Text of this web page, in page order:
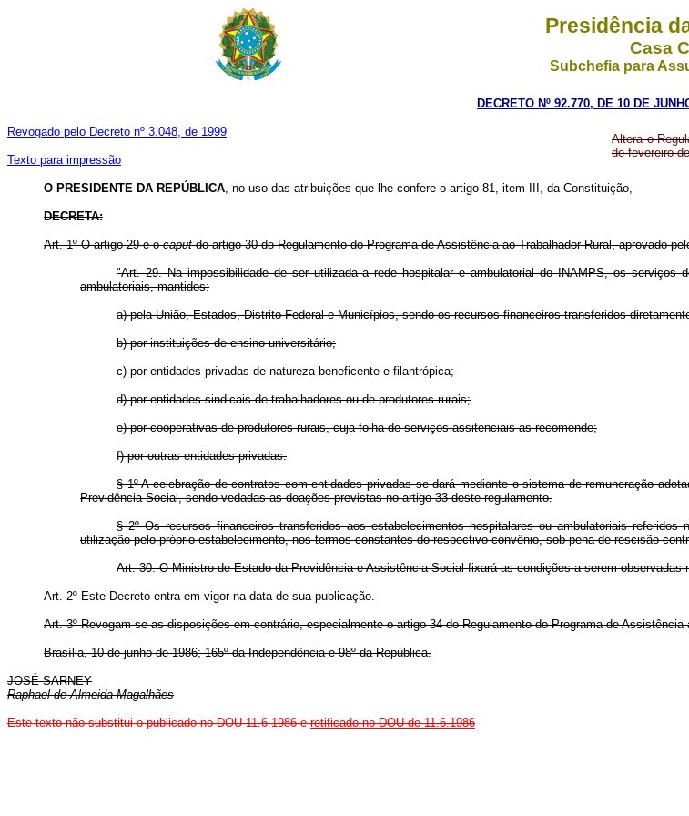
Presidência
Casa
Subchefia para
DECRETO Nº 92.770, DE 10 DE
Revogado pelo Decreto nº 3.048, de 1999
Texto para impressão
Altera o
de fevereiro
O PRESIDENTE DA REPÚBLICA, no uso das atribuições que lhe confere o artigo 81, item III, da Constituição,
DECRETA:
Art. 1º O artigo 29 e ocaputdo artigo 30 do Regulamento do Programa de Assistência ao Trabalhador Rural, aprovado
"Art. 29. Na impossibilidade de ser utilizada a rede hospitalar e ambulatorial do INAMPS, os serviços
ambulatoriais, mantidos:
a) pela União, Estados, Distrito Federal e Municípios, sendo os recursos financeiros transferidos
b) por instituições de ensino universitário;
c) por entidades privadas de natureza beneficente e filantrópica;
d) por entidades sindicais de trabalhadores ou de produtores rurais;
e) por cooperativas de produtores rurais, cuja folha de serviços assitenciais as recomende;
f) por outras entidades privadas.
§ 1º A celebração de contratos com entidades privadas se dará mediante o sistema de remuneração
Previdência Social, sendo vedadas as doações previstas no artigo 33 deste regulamento.
§ 2º Os recursos financeiros transferidos aos estabelecimentos hospitalares ou ambulatoriais
utilização pelo próprio estabelecimento, nos termos constantes do respectivo convênio, sob pena de rescisão
Art. 30. O Ministro de Estado da Previdência e Assistência Social fixará as condições a serem observadas
Art. 2º Este Decreto entra em vigor na data de sua publicação.
Art. 3º Revogam-se as disposições em contrário, especialmente o artigo 34 do Regulamento do Programa de
Brasília, 10 de junho de 1986; 165º da Independência e 98º da República.
JOSÉ SARNEY
Raphael de Almeida Magalhães
Este texto não substitui o publicado no DOU 11.6.1986 eretificado no DOU de 11.6.1986